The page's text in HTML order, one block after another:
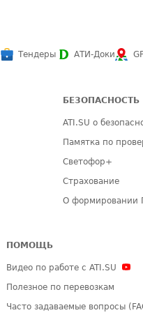
Тендеры АТИ-Доки
БЕЗОПАСНОСТЬ
ATI.SU о
Памятка по
Светофор+
Страхование
О формировании
ПОМОЩЬ
Видео по работе с ATI.SU
Полезное по перевозкам
Часто задаваемые вопросы